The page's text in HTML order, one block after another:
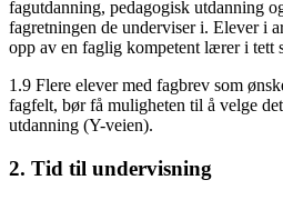
fagutdanning, pedagogisk utdanning
fagretningen de underviser i. Elever i
opp av en faglig kompetent lærer i tett
1.9 Flere elever med fagbrev som
fagfelt, bør få muligheten til å velge
utdanning (Y-veien).
2. Tid til undervisning